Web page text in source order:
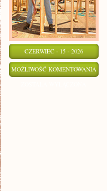
CZERWIEC - 15 - 2026
MOŻLIWOŚĆ KOMENTOWANIA